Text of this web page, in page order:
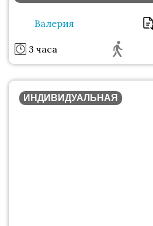
Валерия
3 часа
ИНДИВИДУАЛЬНАЯ